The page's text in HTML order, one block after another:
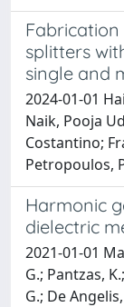
Fabrication
splitters
single and
2024-01-01
Naik, Pooja
Costantino;
Petropoulos,
Harmonic
dielectric
2021-01-01
G.; Pantzas,
G.; De